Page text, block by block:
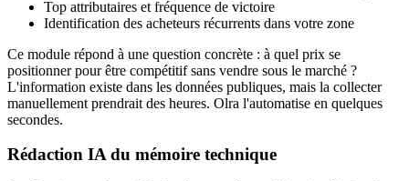
Top attributaires et fréquence de victoire
Identification des acheteurs récurrents dans votre zone
Ce module répond à une question concrète : à quel prix se
positionner pour être compétitif sans vendre sous le marché ?
L'information existe dans les données publiques, mais la collecter
manuellement prendrait des heures. Olra l'automatise en quelques
secondes.
Rédaction IA du mémoire technique